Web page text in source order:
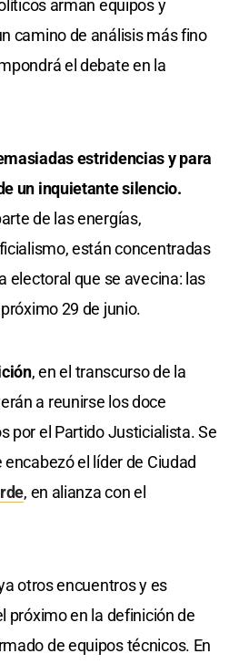
arman equipos y
camino de análisis más fino
el debate en la
estridencias y para
un inquietante silencio.
de las energías,
están concentradas
electoral que se avecina: las
29 de junio.
, en el transcurso de la
a reunirse los doce
por el Partido Justicialista. Se
el líder de Ciudad
, en alianza con el
otros encuentros y es
próximo en la definición de
de equipos técnicos. En